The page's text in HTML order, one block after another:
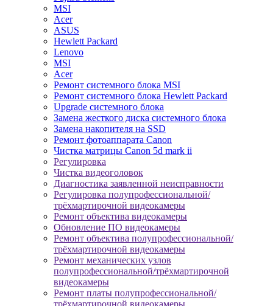
MSI
Acer
ASUS
Hewlett Packard
Lenovo
MSI
Acer
Ремонт системного блока MSI
Ремонт системного блока Hewlett Packard
Upgrade системного блока
Замена жесткого диска системного блока
Замена накопителя на SSD
Ремонт фотоаппарата Canon
Чистка матрицы Canon 5d mark ii
Регулировка
Чистка видеоголовок
Диагностика заявленной неисправности
Регулировка полупрофессиональной/
трёхмартирочной видеокамеры
Ремонт объектива видеокамеры
Обновление ПО видеокамеры
Ремонт объектива полупрофессиональной/
трёхмартирочной видеокамеры
Ремонт механических узлов
полупрофессиональной/трёхмартирочной
видеокамеры
Ремонт платы полупрофессиональной/
трёхмартирочной видеокамеры